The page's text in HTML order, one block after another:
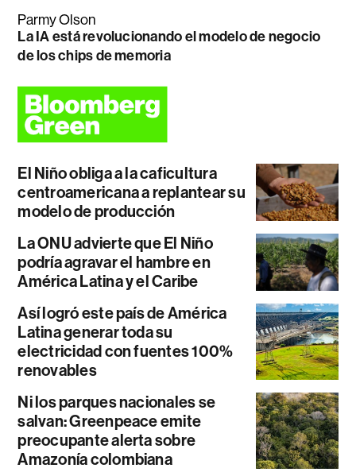
Parmy Olson
La IA está revolucionando el modelo de negocio
de los chips de memoria
El Niño obliga a la caficultura
centroamericana a replantear su
modelo de producción
La ONU advierte que El Niño
podría agravar el hambre en
América Latina y el Caribe
Así logró este país de América
Latina generar toda su
electricidad con fuentes 100%
renovables
Ni los parques nacionales se
salvan: Greenpeace emite
preocupante alerta sobre
Amazonía colombiana